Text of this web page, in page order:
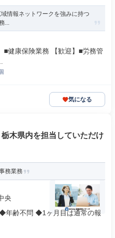
情報ネットワークを強みに持つ
...
■健康保険業務 【歓迎】■労務管
気になる
木県内を担当していただけ
務業務
央
年齢不問 ◆1ヶ月目は通常の報